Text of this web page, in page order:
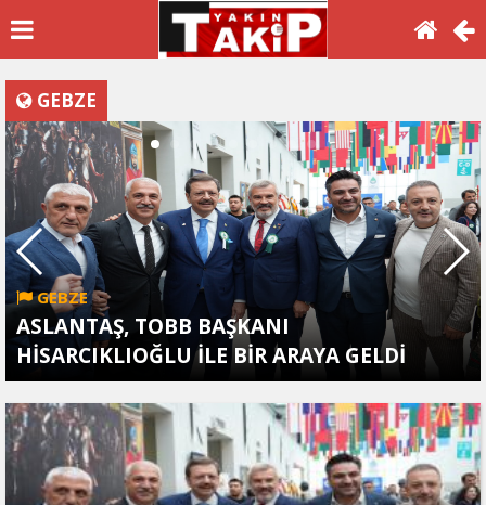
GEBZE
GEBZE
ASLANTAŞ, TOBB BAŞKANI
HİSARCIKLIOĞLU İLE BİR ARAYA GELDİ